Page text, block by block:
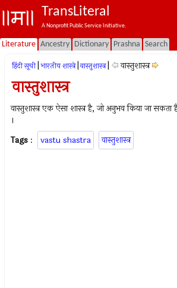
TransLiteral
A Nonprofit Public Service Initiative.
Literature Ancestry Dictionary Prashna Search
हिंदी सूची भारतीय शास्त्रे वास्तुशास्त्र वास्तुशास्त्र
वास्तुशास्त्र
वास्तुशास्त्र एक ऐसा शास्त्र है, जो अनुभव किया जा सकता
।
Tags : vastu shastra वास्तुशास्त्र